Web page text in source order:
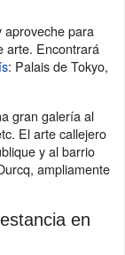
aproveche para
arte. Encontrará
: Palais de Tokyo,
gran galería al
El arte callejero
y al barrio
ampliamente
en